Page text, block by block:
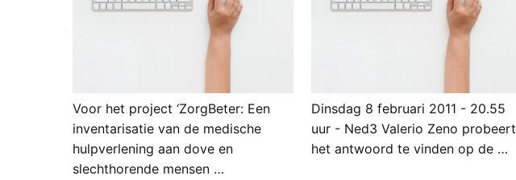
Voor het project ‘ZorgBeter: Een
inventarisatie van de medische
hulpverlening aan dove en
slechthorende mensen …
Dinsdag 8 februari 2011 - 20.55
uur - Ned3 Valerio Zeno probeert
het antwoord te vinden op de …